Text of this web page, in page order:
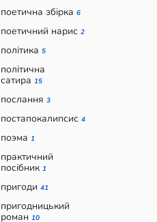
поетична збірка 6
поетичний нарис 2
політика 5
політична
сатира 15
послання 3
постапокалипсис 4
поэма 1
практичний
посібник 1
пригоди 41
пригодницький
роман 10